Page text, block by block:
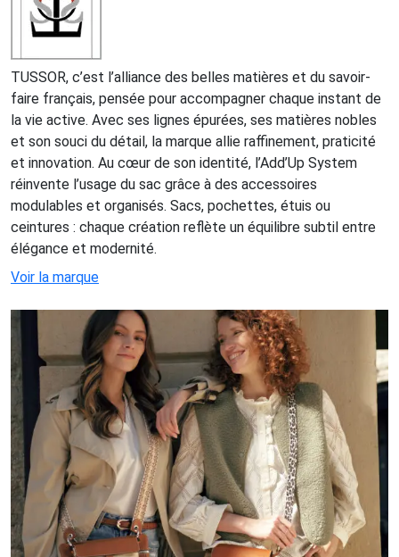
TUSSOR, c’est l’alliance des belles matières et du savoir-
faire français, pensée pour accompagner chaque instant de
la vie active. Avec ses lignes épurées, ses matières nobles
et son souci du détail, la marque allie raffinement, praticité
et innovation. Au cœur de son identité, l’Add’Up System
réinvente l’usage du sac grâce à des accessoires
modulables et organisés. Sacs, pochettes, étuis ou
ceintures : chaque création reflète un équilibre subtil entre
élégance et modernité.
Voir la marque